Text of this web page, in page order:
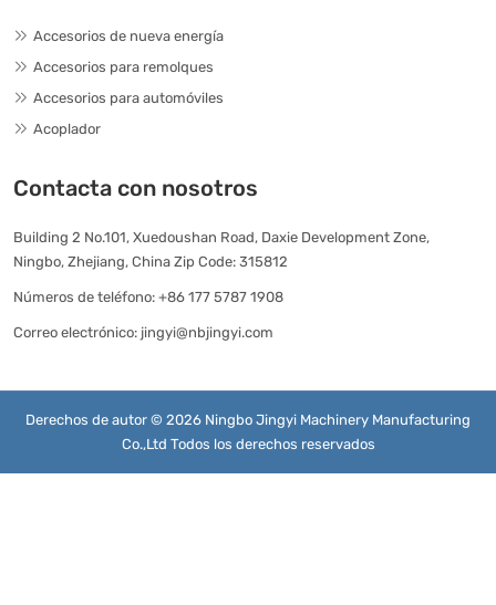
Accesorios de nueva energía
Accesorios para remolques
Accesorios para automóviles
Acoplador
Contacta con nosotros
Building 2 No.101, Xuedoushan Road, Daxie Development Zone,
Ningbo, Zhejiang, China Zip Code: 315812
Números de teléfono: +86 177 5787 1908
Correo electrónico: jingyi@nbjingyi.com
Derechos de autor © 2026 Ningbo Jingyi Machinery Manufacturing
Co.,Ltd Todos los derechos reservados